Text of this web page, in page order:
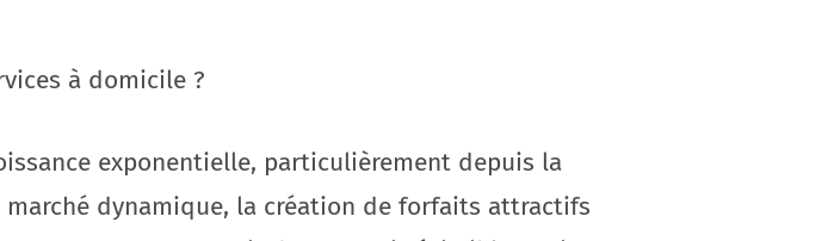
à domicile ?
exponentielle, particulièrement depuis la
marché dynamique, la création de forfaits attractifs